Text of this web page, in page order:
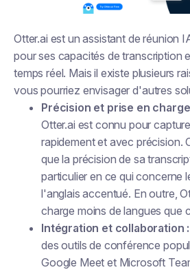
Otter.ai est un assistant de réunion
pour ses capacités de transcription
temps réel. Mais il existe plusieurs
vous pourriez envisager d'autres
Précision et prise en
Otter.ai est connu pour
rapidement et avec précision.
que la précision de sa
particulier en ce qui concerne
l'anglais accentué. En outre,
charge moins de langues que
Intégration et collaboration
des outils de conférence
Google Meet et Microsoft